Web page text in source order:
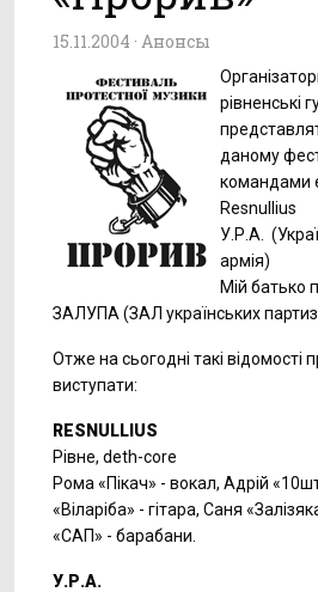
15.11.2004 · Анонсы
рівненські
даному
командами
Resnullius
У.Р.А.
армія)
Мій батько
ЗАЛУПА (ЗАЛ українських
Отже на сьогодні такі відомості
виступати:
RESNULLIUS
Рівне, deth-core
Рома «Пікач» - вокал, Адрій
«Віларіба» - гітара, Саня
«САП» - барабани.
У.Р.А.